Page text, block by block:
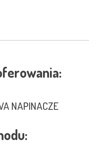
NAPINACZE